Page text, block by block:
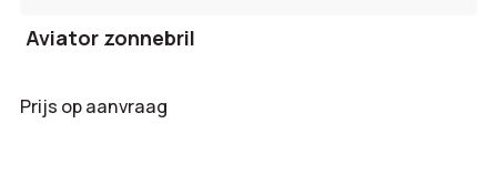
Aviator zonnebril
Prijs op aanvraag